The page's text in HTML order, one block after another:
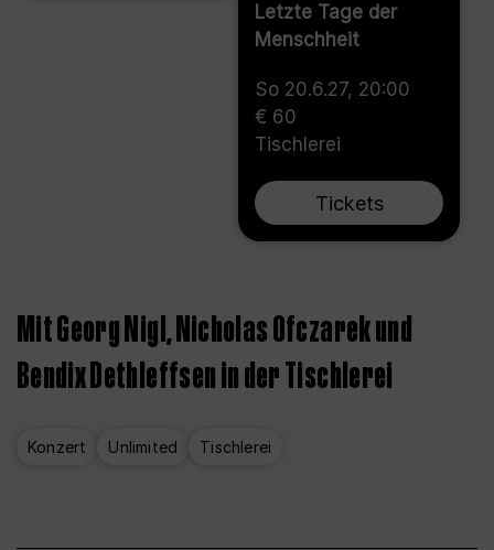
Letzte Tage der
Menschheit
So 20.6.27, 20:00
€ 60
Tischlerei
Tickets
Mit Georg Nigl, Nicholas Ofczarek und
Bendix Dethleffsen in der Tischlerei
Konzert Unlimited Tischlerei